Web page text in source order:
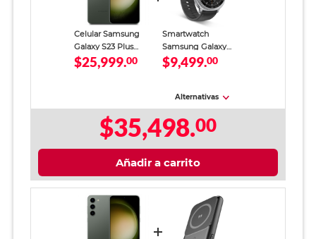
Celular Samsung
Galaxy S23 Plus
256GB 8GB RAM
$25,999.00
Smartwatch
Samsung Galaxy
Watch 8 Classic
Bluetooth 46 mm
$9,499.00
Alternativas
$35,498.00
Añadir a carrito